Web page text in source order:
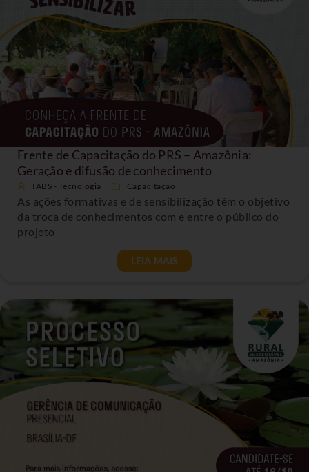
Frente de Capacitação do PRS – Amazônia:
Geração e difusão de conhecimento
IABS - Tecnologia Capacitação
As ações formativas e de sensibilização têm o objetivo
da troca de conhecimentos com e entre o público do
projeto
LEIA MAIS